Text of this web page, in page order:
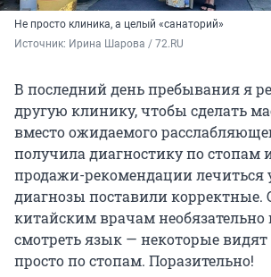
Не просто клиника, а целый «санаторий»
Источник: Ирина Шарова / 72.RU
В последний день пребывания я
другую клинику, чтобы сделать
вместо ожидаемого
получила диагностику по стопам
продажи-рекомендации лечиться
диагнозы поставили корректные.
китайским врачам
смотреть язык — некоторые видят
просто по стопам. Поразительно!